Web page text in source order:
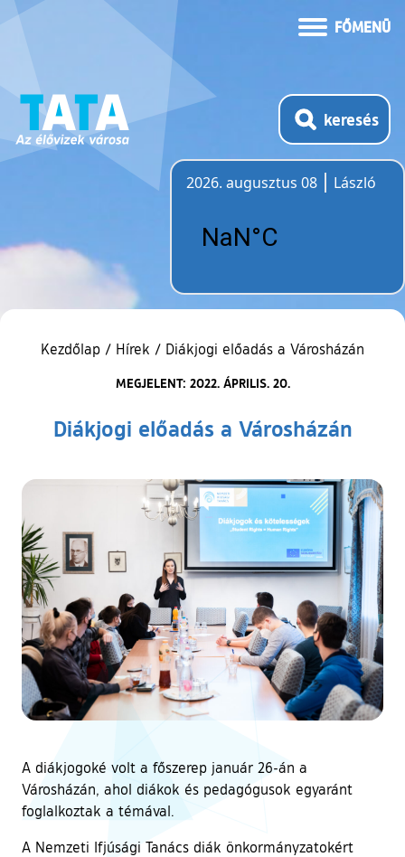
FŐMENÜ
keresés
2026. augusztus 08
László
Kezdőlap / Hírek / Diákjogi előadás a Városházán
MEGJELENT: 2022. ÁPRILIS. 20.
Diákjogi előadás a Városházán
A diákjogoké volt a főszerep január 26-án a
Városházán, ahol diákok és pedagógusok egyaránt
foglalkoztak a témával.
A Nemzeti Ifjúsági Tanács diák önkormányzatokért